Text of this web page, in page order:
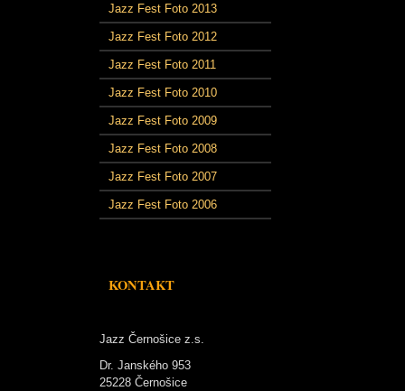
Jazz Fest Foto 2013
Jazz Fest Foto 2012
Jazz Fest Foto 2011
Jazz Fest Foto 2010
Jazz Fest Foto 2009
Jazz Fest Foto 2008
Jazz Fest Foto 2007
Jazz Fest Foto 2006
KONTAKT
Jazz Černošice z.s.
Dr. Janského 953
25228 Černošice